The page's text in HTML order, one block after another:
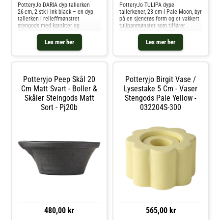
Les mer her
PotteryJo DARIA dyp tallerken
26 cm, 2 stk i ink black – en dyp
tallerken i relieffmønstret
stengods med karakter og
en distinkt og elegant kontrast,
perfekt for å løfte borddekkingen.
Hver tallerken er håndlaget i Por
Les mer her
PotteryJo TULIPA dype
tallerkener, 23 cm i Pale Moon, byr
på en sjenerøs form og et vakkert
tulipanmønster som tilfører
Perfekt for alt fra gryteretter og
supper til friske salater og
frokostboller.Den håndlagde
Potteryjo Peep Skål 20
Cm Matt Svart - Boller &
Skåler Steingods Matt
Sort - Pj20b
480,00 kr
Potteryjo Birgit Vase /
Lysestake 5 Cm - Vaser
Stengods Pale Yellow -
032204S-300
565,00 kr